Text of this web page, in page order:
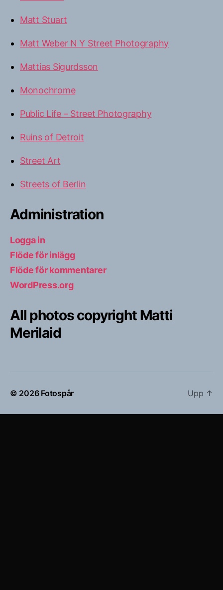
Matt Stuart
Matt Weber N Y Street Photography
Mattias Sigurdsson
Monochrome
Public Life – Street Photography
Ruins of Detroit
Street Art
Streets of Berlin
Administration
Logga in
Flöde för inlägg
Flöde för kommentarer
WordPress.org
All photos copyright Matti
Merilaid
© 2026 Fotospår Upp ↑